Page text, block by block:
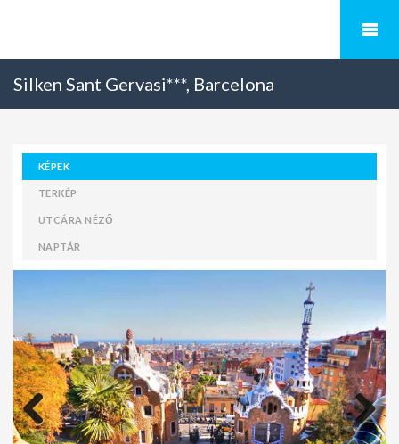
Silken Sant Gervasi***, Barcelona
KÉPEK
TERKÉP
UTCÁRA NÉZŐ
NAPTÁR
Previous Next